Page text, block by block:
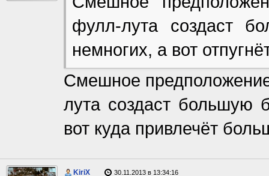
фулл-лута создаст
немногих, а вот
Смешное
лута создаст большую
вот куда привлечёт
KiriX 30.11.2013 в 13:34:16